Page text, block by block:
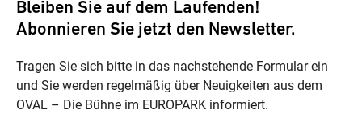
Bleiben Sie auf dem Laufenden!
Abonnieren Sie jetzt den Newsletter.
Tragen Sie sich bitte in das nachstehende Formular ein
und Sie werden regelmäßig über Neuigkeiten aus dem
OVAL – Die Bühne im EUROPARK informiert.